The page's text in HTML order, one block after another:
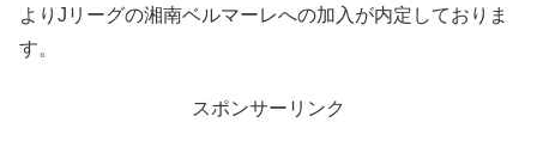
よりJリーグの湘南ベルマーレへの加入が内定しておりま
す。
スポンサーリンク